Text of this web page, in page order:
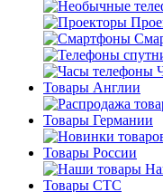
Товары Англии
Товары Германии
Товары России
Товары СТС